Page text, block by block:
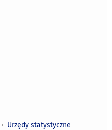
Urzędy statystyczne